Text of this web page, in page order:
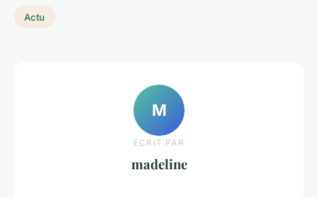
Actu
M
ECRIT PAR
madeline